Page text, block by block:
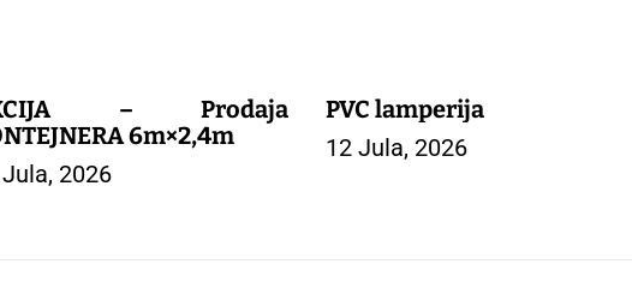
– Prodaja
6m×2,4m
2026
PVC lamperija
12 Jula, 2026